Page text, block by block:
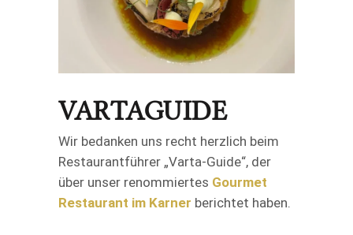
VARTAGUIDE
Wir bedanken uns recht herzlich beim
Restaurantführer „Varta-Guide“, der
über unser renommiertes Gourmet
Restaurant im Karner berichtet haben.